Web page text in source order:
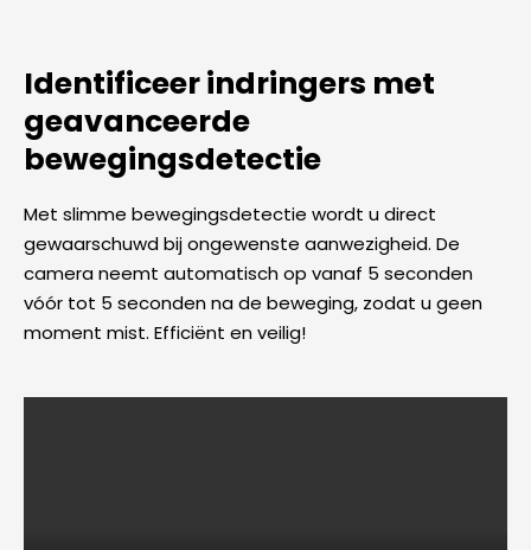
Identificeer indringers met
geavanceerde
bewegingsdetectie
Met slimme bewegingsdetectie wordt u direct
gewaarschuwd bij ongewenste aanwezigheid. De
camera neemt automatisch op vanaf 5 seconden
vóór tot 5 seconden na de beweging, zodat u geen
moment mist. Efficiënt en veilig!